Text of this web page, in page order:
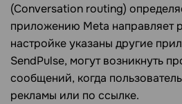
(Conversation routing)
приложению Meta направляет
настройке указаны другие
SendPulse, могут возникнуть
сообщений, когда
рекламы или по ссылке.